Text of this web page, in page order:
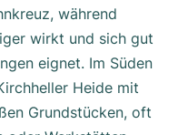
während
wirkt und sich gut
eignet. Im Süden
Heide mit
Grundstücken, oft